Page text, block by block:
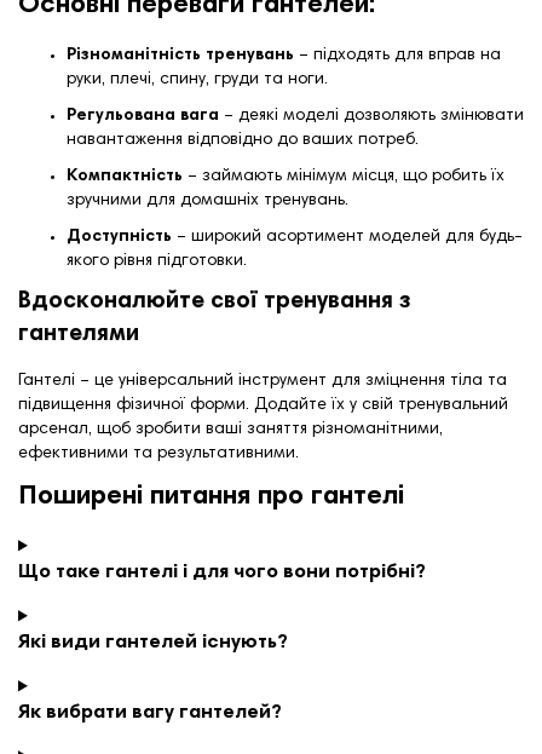
Основні переваги гантелей:
Різноманітність тренувань – підходять для вправ на
руки, плечі, спину, груди та ноги.
Регульована вага – деякі моделі дозволяють змінювати
навантаження відповідно до ваших потреб.
Компактність – займають мінімум місця, що робить їх
зручними для домашніх тренувань.
Доступність – широкий асортимент моделей для будь-
якого рівня підготовки.
Вдосконалюйте свої тренування з
гантелями
Гантелі – це універсальний інструмент для зміцнення тіла та
підвищення фізичної форми. Додайте їх у свій тренувальний
арсенал, щоб зробити ваші заняття різноманітними,
ефективними та результативними.
Поширені питання про гантелі
Що таке гантелі і для чого вони потрібні?
Які види гантелей існують?
Як вибрати вагу гантелей?